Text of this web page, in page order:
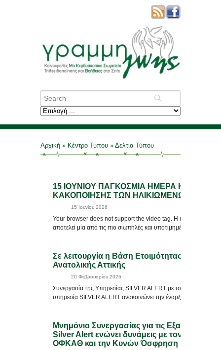
Αρχική » Κέντρο Τύπου » Δελτία Τύπου
15 ΙΟΥΝΙΟΥ ΠΑΓΚΟΣΜΙΑ ΗΜΕΡΑ ΚΑΤΑ ΤΗΣ
ΚΑΚΟΠΟΙΗΣΗΣ ΤΩΝ ΗΛΙΚΙΩΜΕΝΩΝ
15 Ιουνίου 2026
Your browser does not support the video tag. Η κακοποίηση
αποτελεί μία από τις πιο σιωπηλές και υποτιμημένες […]
Σε λειτουργία η Βάση Ετοιμότητας SILVER
Ανατολικής Αττικής
20 Φεβρουαρίου 2026
Συνεργασία της Υπηρεσίας SILVER ALERT με τον Όμιλο
υπηρεσία SILVER ALERT ανακοινώνει την έναρξη
Μνημόνιο Συνεργασίας για τις Εξαφανίσεις:
Silver Alert ενώνει δυνάμεις με τον Γιώργο
ΟΦΚΑΘ και την Κυνών Όσφρηση